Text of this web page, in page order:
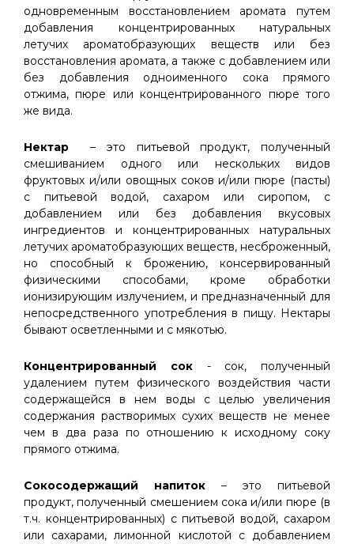
одновременным восстановлением аромата путем
добавления концентрированных натуральных
летучих ароматобразующих веществ или без
восстановления аромата, а также с добавлением или
без добавления одноименного сока прямого
отжима, пюре или концентрированного пюре того
же вида.
Нектар – это питьевой продукт, полученный
смешиванием одного или нескольких видов
фруктовых и/или овощных соков и/или пюре (пасты)
с питьевой водой, сахаром или сиропом, с
добавлением или без добавления вкусовых
ингредиентов и концентрированных натуральных
летучих ароматобразующих веществ, несброженный,
но способный к брожению, консервированный
физическими способами, кроме обработки
ионизирующим излучением, и предназначенный для
непосредственного употребления в пищу. Нектары
бывают осветленными и с мякотью.
Концентрированный сок - сок, полученный
удалением путем физического воздействия части
содержащейся в нем воды с целью увеличения
содержания растворимых сухих веществ не менее
чем в два раза по отношению к исходному соку
прямого отжима.
Сокосодержащий напиток – это питьевой
продукт, полученный смешением сока и/или пюре (в
т.ч. концентрированных) с питьевой водой, сахаром
или сахарами, лимонной кислотой с добавлением